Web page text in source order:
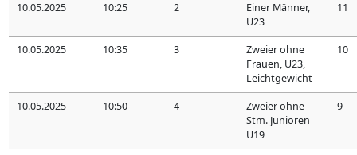
10.05.2025 10:25 2
Einer Männer,
U23
11
10.05.2025 10:35 3
Zweier ohne
Frauen, U23,
Leichtgewicht
10
10.05.2025 10:50 4
Zweier ohne
Stm. Junioren
U19
9